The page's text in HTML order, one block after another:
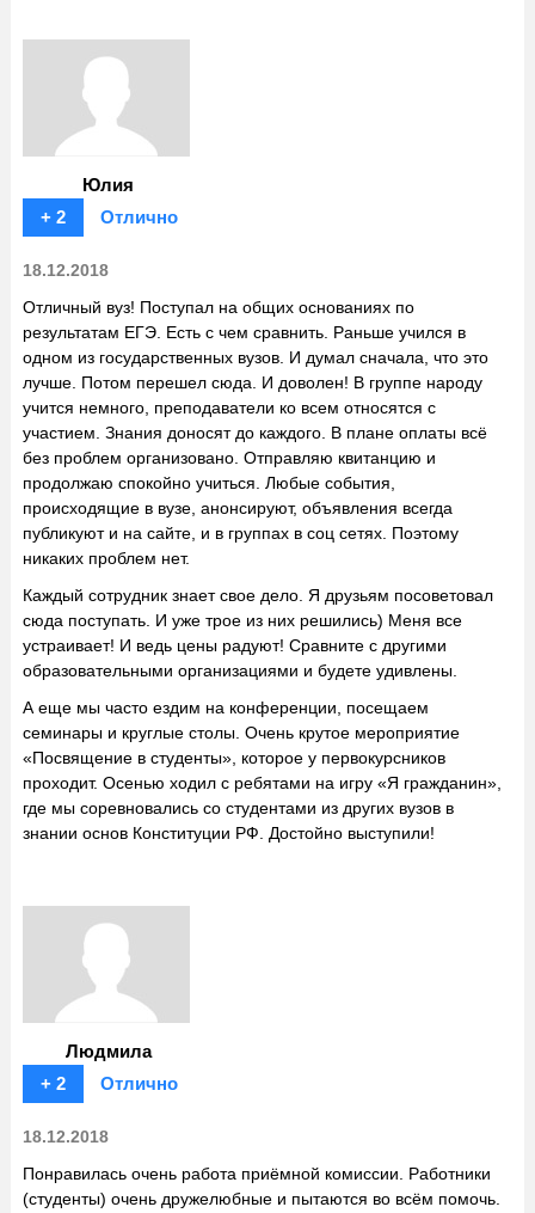
Юлия
+ 2
Отлично
18.12.2018
Отличный вуз! Поступал на общих основаниях по
результатам ЕГЭ. Есть с чем сравнить. Раньше учился в
одном из государственных вузов. И думал сначала, что это
лучше. Потом перешел сюда. И доволен! В группе народу
учится немного, преподаватели ко всем относятся с
участием. Знания доносят до каждого. В плане оплаты всё
без проблем организовано. Отправляю квитанцию и
продолжаю спокойно учиться. Любые события,
происходящие в вузе, анонсируют, объявления всегда
публикуют и на сайте, и в группах в соц сетях. Поэтому
никаких проблем нет.
Каждый сотрудник знает свое дело. Я друзьям посоветовал
сюда поступать. И уже трое из них решились) Меня все
устраивает! И ведь цены радуют! Сравните с другими
образовательными организациями и будете удивлены.
А еще мы часто ездим на конференции, посещаем
семинары и круглые столы. Очень крутое мероприятие
«Посвящение в студенты», которое у первокурсников
проходит. Осенью ходил с ребятами на игру «Я гражданин»,
где мы соревновались со студентами из других вузов в
знании основ Конституции РФ. Достойно выступили!
Людмила
+ 2
Отлично
18.12.2018
Понравилась очень работа приёмной комиссии. Работники
(студенты) очень дружелюбные и пытаются во всём помочь.